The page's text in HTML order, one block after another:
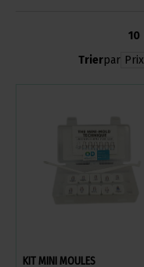
10
Trierpar
KIT MINI MOULES